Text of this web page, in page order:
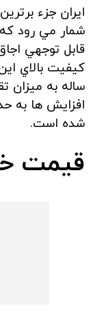
ايران جزء
شمار مي رود
قابل توجهي
کيفيت بالاي
ساله به ميزان
افزايش ها به
شده است.
قیمت